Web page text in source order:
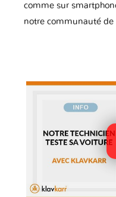
comme sur
notre communauté